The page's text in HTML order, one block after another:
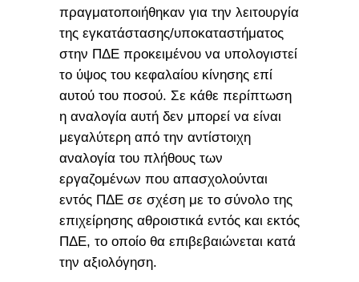
πραγματοποιήθηκαν για την λειτουργία
της εγκατάστασης/υποκαταστήματος
στην ΠΔΕ προκειμένου να υπολογιστεί
το ύψος του κεφαλαίου κίνησης επί
αυτού του ποσού. Σε κάθε περίπτωση
η αναλογία αυτή δεν μπορεί να είναι
μεγαλύτερη από την αντίστοιχη
αναλογία του πλήθους των
εργαζομένων που απασχολούνται
εντός ΠΔΕ σε σχέση με το σύνολο της
επιχείρησης αθροιστικά εντός και εκτός
ΠΔΕ, το οποίο θα επιβεβαιώνεται κατά
την αξιολόγηση.